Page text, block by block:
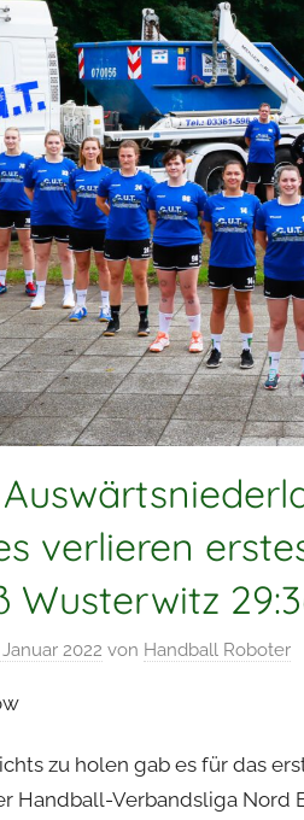
verlieren
Wusterwitz
Januar 2022 von Handball Roboter
zu holen gab es für das
Handball-Verbandsliga Nord